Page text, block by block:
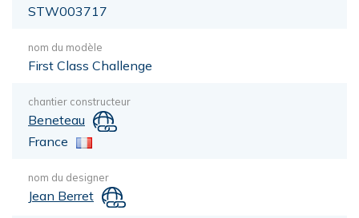
STW003717
nom du modèle
First Class Challenge
chantier constructeur
Beneteau
France
nom du designer
Jean Berret